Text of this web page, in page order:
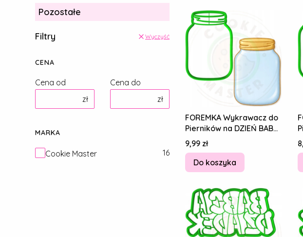
Pozostałe
Filtry Wyczyść
CENA
Cena od
zł
Cena do
zł
MARKA
Marka
Cookie Master 16
FOREMKA Wykrawacz do
Pierników na DZIEŃ BABCI
DZIADKA Przetwory SŁOIK
10cm
Cena
9,99 zł
Do koszyka